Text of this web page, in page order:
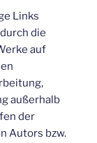
Links
die
auf
außerhalb
der
Autors bzw.